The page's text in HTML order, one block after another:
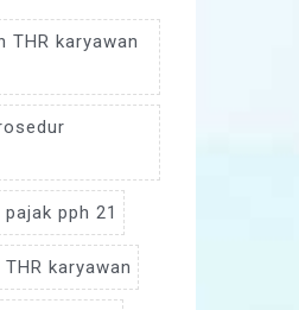
THR karyawan
pph 21
karyawan